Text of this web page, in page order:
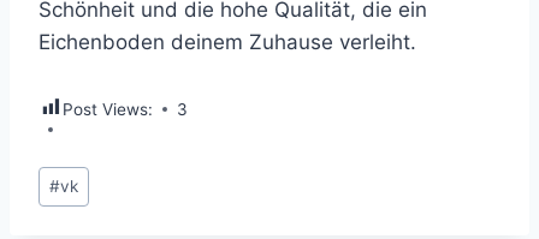
Schönheit und die hohe Qualität, die ein
Eichenboden deinem Zuhause verleiht.
Post Views: 3
Schlagworte:
#vk